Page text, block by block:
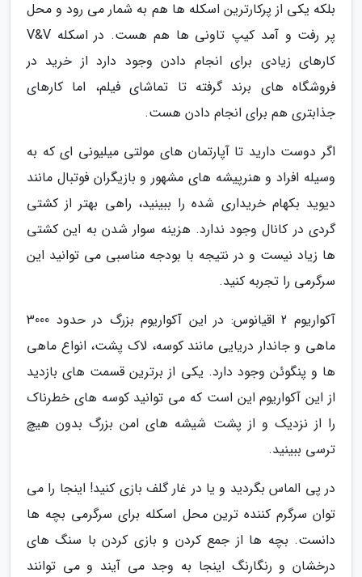
بلکه یکی از پرکارترین اسکله ها هم به شمار می رود و محل
پر رفت و آمد کیپ تاونی ها هم هست. در اسکله V&V
کارهای زیادی برای انجام دادن وجود دارد از خرید در
فروشگاه های برند گرفته تا تماشای فیلم، اما کارهای
جذابتری هم برای انجام دادن هست.
اگر دوست دارید تا آپارتمان های مولتی میلیونی ای که به
وسیله افراد و هنرپیشه های مشهور و بازیگران فوتبال مانند
دیوید بکهام خریداری شده را ببینید، راهی بهتر از کشتی
گردی در کانال وجود ندارد. هزینه سوار شدن به این کشتی
ها زیاد نیست و در نتیجه با بودجه مناسبی می توانید این
سرگرمی را تجربه کنید.
آکواریوم 2 اقیانوس: در این آکواریوم بزرگ در حدود 3000
ماهی و جاندار دریایی مانند کوسه، لاک پشت، انواع ماهی
ها و پنگوئن وجود دارد. یکی از برترین قسمت های بازدید
از این آکواریوم این است که می توانید کوسه های خطرناک
را از نزدیک و از پشت شیشه های امن بزرگ بدون هیچ
ترسی ببینید.
در پی الماس بگردید و یا در غار گلف بازی کنید! اینجا را می
توان سرگرم کننده ترین محل اسکله برای سرگرمی بچه ها
دانست. بچه ها از جمع کردن و بازی کردن با سنگ های
درخشان و رنگارنگ اینجا به وجد می آیند و می توانند